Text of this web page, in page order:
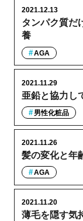
タンパク質だ
養
2021.12.13
AGA
亜鉛と協力し
2021.11.29
男性化粧品
髪の変化と年
2021.11.26
AGA
薄毛を隠す気
2021.11.20